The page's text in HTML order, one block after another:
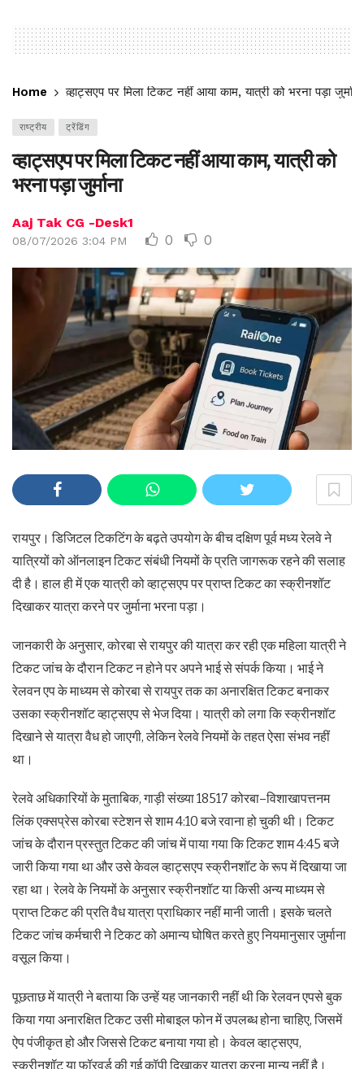
Home व्हाट्सएप पर मिला टिकट नहीं आया काम, यात्री को भरना पड़ा जुर्माना
राष्ट्रीय ट्रेंडिंग
व्हाट्सएप पर मिला टिकट नहीं आया काम, यात्री को
भरना पड़ा जुर्माना
Aaj Tak CG -Desk1
08/07/2026 3:04 PM 0 0
रायपुर। डिजिटल टिकटिंग के बढ़ते उपयोग के बीच दक्षिण पूर्व मध्य रेलवे ने
यात्रियों को ऑनलाइन टिकट संबंधी नियमों के प्रति जागरूक रहने की सलाह
दी है। हाल ही में एक यात्री को व्हाट्सएप पर प्राप्त टिकट का स्क्रीनशॉट
दिखाकर यात्रा करने पर जुर्माना भरना पड़ा।
जानकारी के अनुसार, कोरबा से रायपुर की यात्रा कर रही एक महिला यात्री ने
टिकट जांच के दौरान टिकट न होने पर अपने भाई से संपर्क किया। भाई ने
रेलवन एप के माध्यम से कोरबा से रायपुर तक का अनारक्षित टिकट बनाकर
उसका स्क्रीनशॉट व्हाट्सएप से भेज दिया। यात्री को लगा कि स्क्रीनशॉट
दिखाने से यात्रा वैध हो जाएगी, लेकिन रेलवे नियमों के तहत ऐसा संभव नहीं
था।
रेलवे अधिकारियों के मुताबिक, गाड़ी संख्या 18517 कोरबा–विशाखापत्तनम
लिंक एक्सप्रेस कोरबा स्टेशन से शाम 4:10 बजे रवाना हो चुकी थी। टिकट
जांच के दौरान प्रस्तुत टिकट की जांच में पाया गया कि टिकट शाम 4:45 बजे
जारी किया गया था और उसे केवल व्हाट्सएप स्क्रीनशॉट के रूप में दिखाया जा
रहा था। रेलवे के नियमों के अनुसार स्क्रीनशॉट या किसी अन्य माध्यम से
प्राप्त टिकट की प्रति वैध यात्रा प्राधिकार नहीं मानी जाती। इसके चलते
टिकट जांच कर्मचारी ने टिकट को अमान्य घोषित करते हुए नियमानुसार जुर्माना
वसूल किया।
पूछताछ में यात्री ने बताया कि उन्हें यह जानकारी नहीं थी कि रेलवन एपसे बुक
किया गया अनारक्षित टिकट उसी मोबाइल फोन में उपलब्ध होना चाहिए, जिसमें
ऐप पंजीकृत हो और जिससे टिकट बनाया गया हो। केवल व्हाट्सएप,
स्क्रीनशॉट या फॉरवर्ड की गई कॉपी दिखाकर यात्रा करना मान्य नहीं है।